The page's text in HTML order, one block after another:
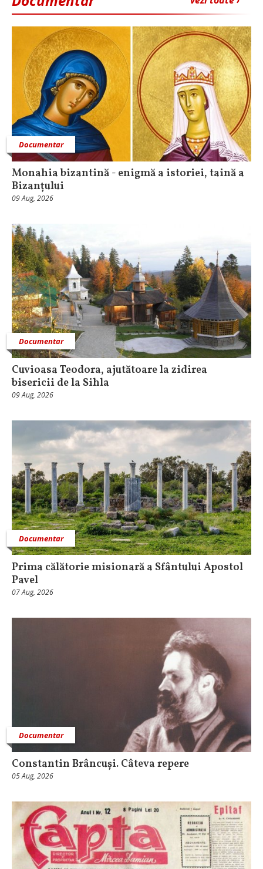
Documentar
Monahia bizantină - enigmă a istoriei, taină a
Bizanțului
09 Aug, 2026
Documentar
Cuvioasa Teodora, ajutătoare la zidirea
bisericii de la Sihla
09 Aug, 2026
Documentar
Prima călătorie misionară a Sfântului Apostol
Pavel
07 Aug, 2026
Documentar
Constantin Brâncuși. Câteva repere
05 Aug, 2026